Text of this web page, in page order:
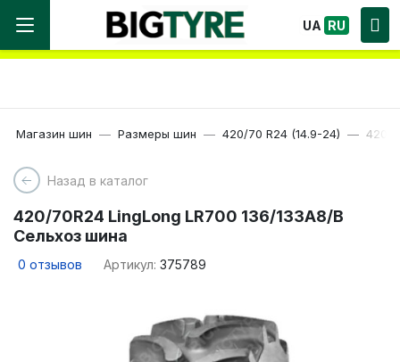
Мы работаем! Большой выбор Шин, быстрая
доставка по Украине!
UA RU
Магазин шин Размеры шин 420/70 R24 (14.9-24) 420/
Назад в каталог
420/70R24 LingLong LR700 136/133A8/B
Сельхоз шина
0 отзывов Артикул: 375789